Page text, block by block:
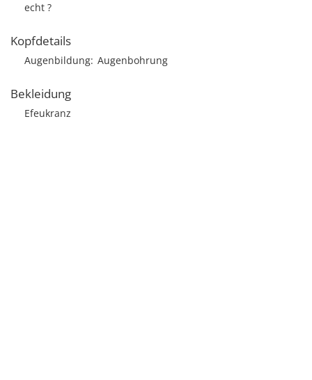
echt ?
Kopfdetails
Augenbildung Augenbohrung
Bekleidung
Efeukranz